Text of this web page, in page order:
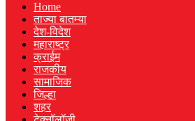
Home
ताज्या बातम्या
देश-विदेश
महाराष्ट्र
क्राईम
राजकीय
सामाजिक
जिल्हा
शहर